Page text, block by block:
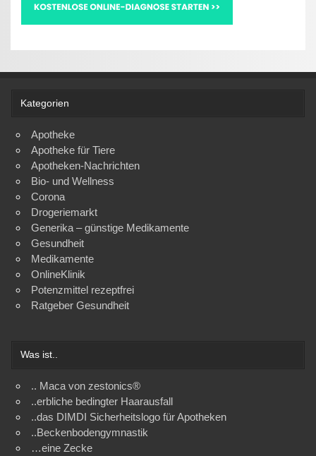
Kategorien
Apotheke
Apotheke für Tiere
Apotheken-Nachrichten
Bio- und Wellness
Corona
Drogeriemarkt
Generika – günstige Medikamente
Gesundheit
Medikamente
OnlineKlinik
Potenzmittel rezeptfrei
Ratgeber Gesundheit
Was ist..
.. Maca von zestonics®
..erbliche bedingter Haarausfall
..das DIMDI Sicherheitslogo für Apotheken
..Beckenbodengymnastik
…eine Zecke